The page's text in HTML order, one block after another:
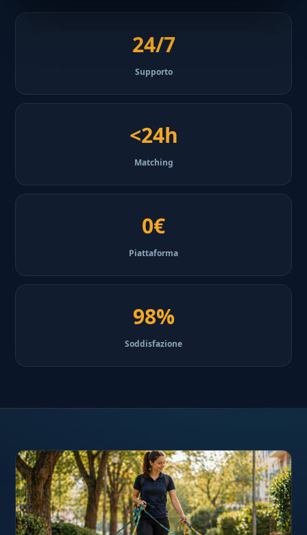
24/7
Supporto
<24h
Matching
0€
Piattaforma
98%
Soddisfazione